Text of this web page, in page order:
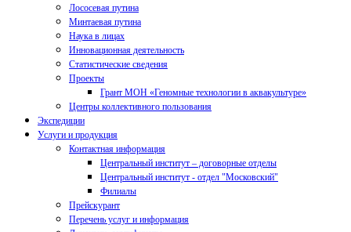
Лососевая путина
Минтаевая путина
Наука в лицах
Инновационная деятельность
Статистические сведения
Проекты
Грант МОН «Геномные технологии в аквакультуре»
Центры коллективного пользования
Экспедиции
Услуги и продукция
Контактная информация
Центральный институт – договорные отделы
Центральный институт - отдел "Московский"
Филиалы
Прейскурант
Перечень услуг и информация